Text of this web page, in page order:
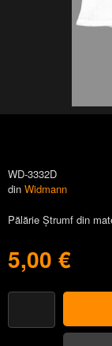
WD-3332D
din Widmann
Pălărie Ștrumf din
5,00 €